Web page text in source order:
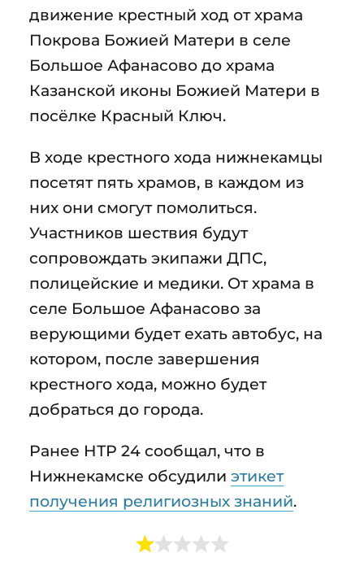
движение крестный ход от храма
Покрова Божией Матери в селе
Большое Афанасово до храма
Казанской иконы Божией Матери в
посёлке Красный Ключ.
В ходе крестного хода нижнекамцы
посетят пять храмов, в каждом из
них они смогут помолиться.
Участников шествия будут
сопровождать экипажи ДПС,
полицейские и медики. От храма в
селе Большое Афанасово за
верующими будет ехать автобус, на
котором, после завершения
крестного хода, можно будет
добраться до города.
Ранее НТР 24 сообщал, что в
Нижнекамске обсудили этикет
получения религиозных знаний.